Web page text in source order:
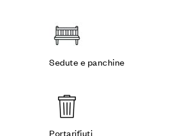
Sedute e panchine
Portarifiuti